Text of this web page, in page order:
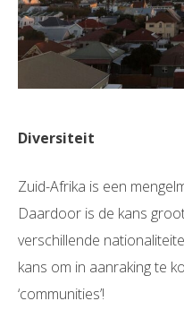
Diversiteit
Zuid-Afrika is een
Daardoor is de kans
verschillende
kans om in aanraking te
‘communities’!